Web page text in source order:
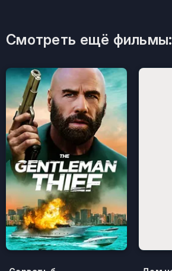
Смотреть ещё фильмы: